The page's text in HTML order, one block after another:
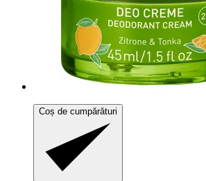
Coș de cumpărături